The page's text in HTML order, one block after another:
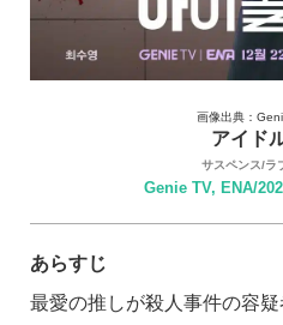
画像出典：
アイド
サスペンス/ラ
Genie TV, ENA/
あらすじ
最愛の推しが殺人事件の容